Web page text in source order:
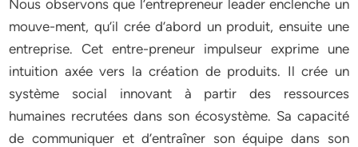
Nous observons que l’entrepreneur leader enclenche un
mouve-ment, qu’il crée d’abord un produit, ensuite une
entreprise. Cet entre-preneur impulseur exprime une
intuition axée vers la création de produits. Il crée un
système social innovant à partir des ressources
humaines recrutées dans son écosystème. Sa capacité
de communiquer et d’entraîner son équipe dans son